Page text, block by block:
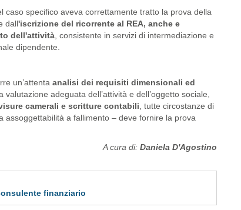
caso specifico aveva correttamente tratto la prova della
dall'iscrizione del ricorrente al REA, anche e
dell'attività, consistente in servizi di intermediazione e
dipendente.
un’attenta analisi dei requisiti dimensionali ed
valutazione adeguata dell’attività e dell’oggetto sociale,
camerali e scritture contabili, tutte circostanze di
assoggettabilità a fallimento – deve fornire la prova
A cura di:Daniela D'Agostino
finanziario